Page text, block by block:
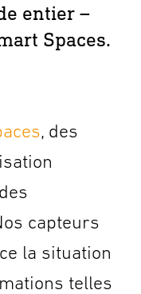
entier –
Spaces.
, des
capteurs
la situation
telles